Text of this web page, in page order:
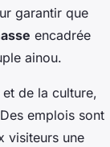
garantir que
encadrée
ainou.
de la culture,
emplois sont
visiteurs une